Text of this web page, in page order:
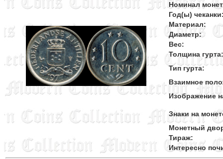
Номинал
Год(ы)
Материал:
Диаметр:
Вес:
Толщина гурта:
Тип гурта:
Взаимное
Изображение
Знаки на
Монетный
Тираж:
Интересно